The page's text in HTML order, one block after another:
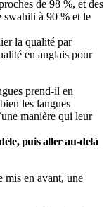
la qualité par
en anglais pour
prend-il en
les langues
manière qui leur
puis aller au-delà
mis en avant, une